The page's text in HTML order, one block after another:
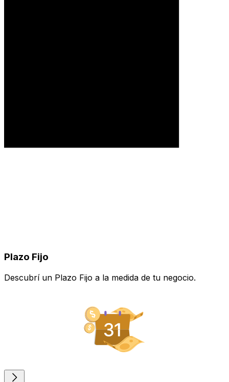
Plazo Fijo
Descubrí un Plazo Fijo a la medida de tu negocio.